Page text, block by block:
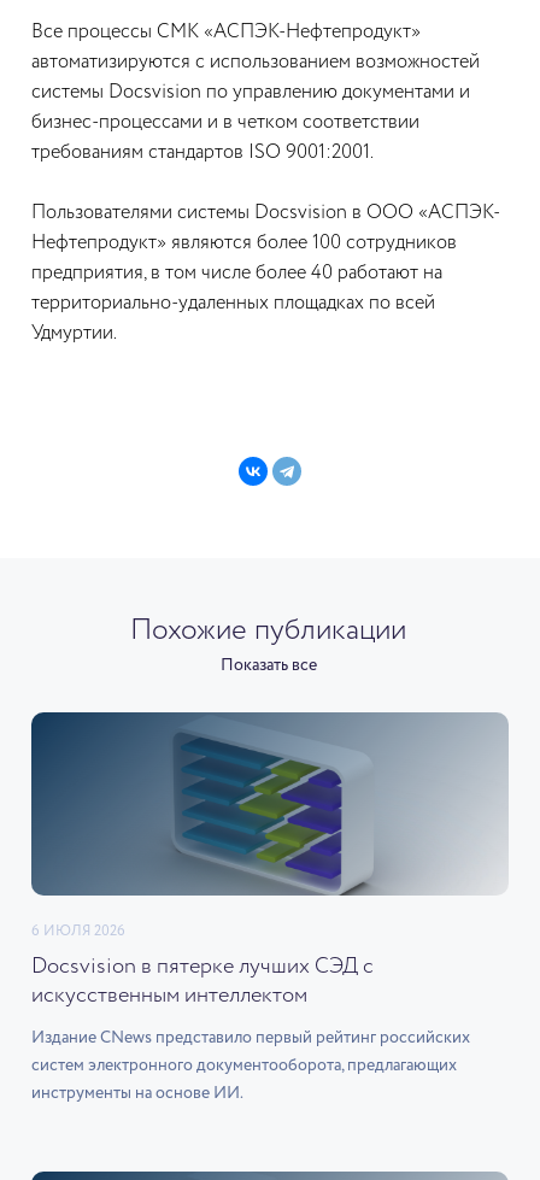
Все процессы СМК «АСПЭК-Нефтепродукт»
автоматизируются с использованием возможностей
системы Docsvision по управлению документами и
бизнес-процессами и в четком соответствии
требованиям стандартов ISO 9001:2001.
Пользователями системы Docsvision в ООО «АСПЭК-
Нефтепродукт» являются более 100 сотрудников
предприятия, в том числе более 40 работают на
территориально-удаленных площадках по всей
Удмуртии.
Похожие публикации
Показать все
6 ИЮЛЯ 2026
Docsvision в пятерке лучших СЭД с
искусственным интеллектом
Издание CNews представило первый рейтинг российских
систем электронного документооборота, предлагающих
инструменты на основе ИИ.